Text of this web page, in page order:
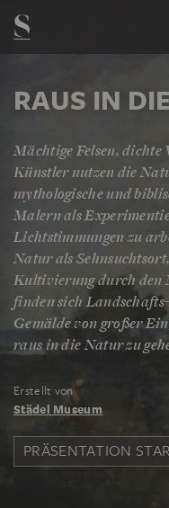
RAUS IN
Mächtige Felsen, dichte
Künstler nutzen die
mythologische und
Malern als
Lichtstimmungen zu
Natur als
Kultivierung durch den
finden sich
Gemälde von großer
raus in die Natur zu
Erstellt von
Städel Museum
PRÄSENTATION